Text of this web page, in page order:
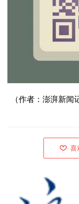
（作者： 澎湃新闻
喜